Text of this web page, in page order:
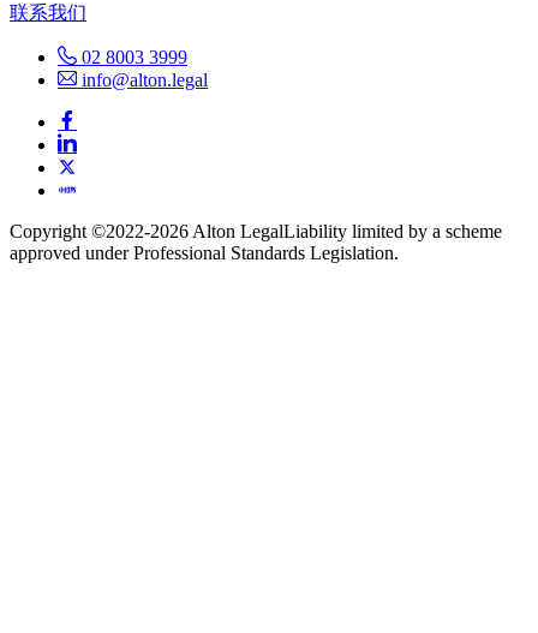
联系我们
02 8003 3999
info@alton.legal
Copyright ©️2022-2026 Alton LegalLiability limited by a scheme
approved under Professional Standards Legislation.